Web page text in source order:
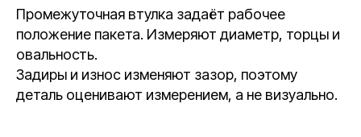
Промежуточная втулка задаёт рабочее
положение пакета. Измеряют диаметр, торцы и
овальность.
Задиры и износ изменяют зазор, поэтому
деталь оценивают измерением, а не визуально.